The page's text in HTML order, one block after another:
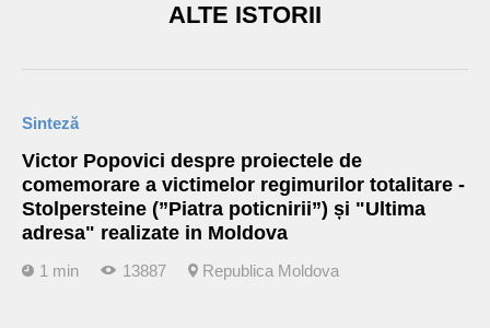
ALTE ISTORII
Sinteză
Victor Popovici despre proiectele de
comemorare a victimelor regimurilor totalitare -
Stolpersteine (”Piatra poticnirii”) și "Ultima
adresa" realizate in Moldova
1 min 13887 Republica Moldova